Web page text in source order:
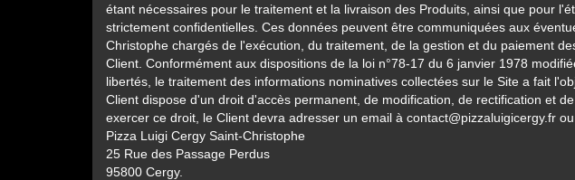
étant nécessaires pour le traitement et la livraison des Produits, ainsi que pour
strictement confidentielles. Ces données peuvent être communiquées aux
Christophe chargés de l'exécution, du traitement, de la gestion et du paiement
Client. Conformément aux dispositions de la loi n°78-17 du 6 janvier 1978
libertés, le traitement des informations nominatives collectées sur le Site a fait
Client dispose d'un droit d'accès permanent, de modification, de rectification et
exercer ce droit, le Client devra adresser un email à contact@pizzaluigicergy.fr
Pizza Luigi Cergy Saint-Christophe
25 Rue des Passage Perdus
95800 Cergy.